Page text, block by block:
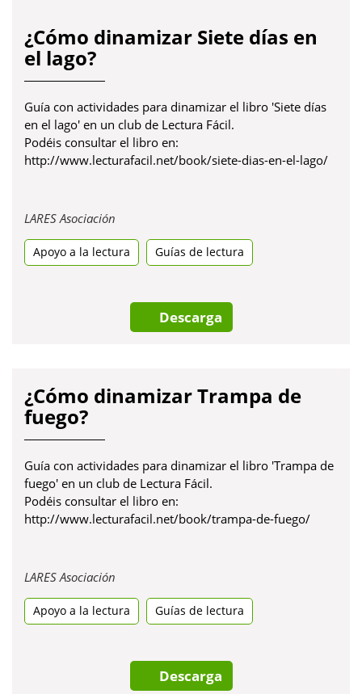
¿Cómo dinamizar Siete días en
el lago?
Guía con actividades para dinamizar el libro 'Siete días
en el lago' en un club de Lectura Fácil.
Podéis consultar el libro en:
http://www.lecturafacil.net/book/siete-dias-en-el-lago/
LARES Asociación
en
una
pestanya
Apoyo a la lectura Guías de lectura
Descarga
¿Cómo dinamizar Trampa de
fuego?
Guía con actividades para dinamizar el libro 'Trampa de
fuego' en un club de Lectura Fácil.
Podéis consultar el libro en:
http://www.lecturafacil.net/book/trampa-de-fuego/
LARES Asociación
en
una
pestanya
Apoyo a la lectura Guías de lectura
Descarga